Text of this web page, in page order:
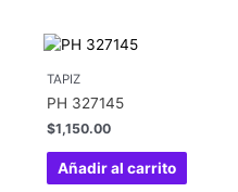
TAPIZ
PH 327145
$1,150.00
Añadir al carrito